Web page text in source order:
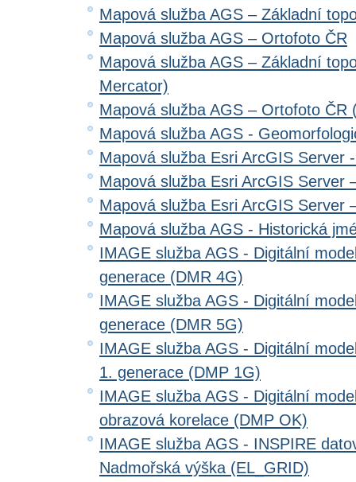
Mapová služba AGS – Základní
Mapová služba AGS – Ortofoto ČR
Mapová služba AGS – Základní
Mercator)
Mapová služba AGS – Ortofoto ČR
Mapová služba AGS -
Mapová služba Esri ArcGIS Server
Mapová služba Esri ArcGIS Server
Mapová služba Esri ArcGIS Server
Mapová služba AGS - Historická
IMAGE služba AGS - Digitální
generace (DMR 4G)
IMAGE služba AGS - Digitální
generace (DMR 5G)
IMAGE služba AGS - Digitální
1. generace (DMP 1G)
IMAGE služba AGS - Digitální
obrazová korelace (DMP OK)
IMAGE služba AGS - INSPIRE
Nadmořská výška (EL_GRID)